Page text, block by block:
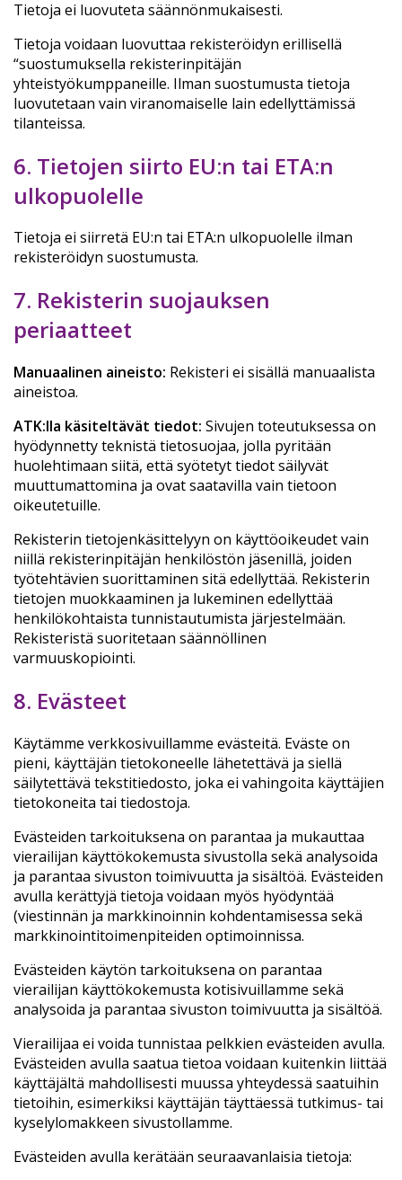
Tietoja ei luovuteta säännönmukaisesti.
Tietoja voidaan luovuttaa rekisteröidyn erillisellä
“suostumuksella rekisterinpitäjän
yhteistyökumppaneille. Ilman suostumusta tietoja
luovutetaan vain viranomaiselle lain edellyttämissä
tilanteissa.
6. Tietojen siirto EU:n tai ETA:n
ulkopuolelle
Tietoja ei siirretä EU:n tai ETA:n ulkopuolelle ilman
rekisteröidyn suostumusta.
7. Rekisterin suojauksen
periaatteet
Manuaalinen aineisto: Rekisteri ei sisällä manuaalista
aineistoa.
ATK:lla käsiteltävät tiedot: Sivujen toteutuksessa on
hyödynnetty teknistä tietosuojaa, jolla pyritään
huolehtimaan siitä, että syötetyt tiedot säilyvät
muuttumattomina ja ovat saatavilla vain tietoon
oikeutetuille.
Rekisterin tietojenkäsittelyyn on käyttöoikeudet vain
niillä rekisterinpitäjän henkilöstön jäsenillä, joiden
työtehtävien suorittaminen sitä edellyttää. Rekisterin
tietojen muokkaaminen ja lukeminen edellyttää
henkilökohtaista tunnistautumista järjestelmään.
Rekisteristä suoritetaan säännöllinen
varmuuskopiointi.
8. Evästeet
Käytämme verkkosivuillamme evästeitä. Eväste on
pieni, käyttäjän tietokoneelle lähetettävä ja siellä
säilytettävä tekstitiedosto, joka ei vahingoita käyttäjien
tietokoneita tai tiedostoja.
Evästeiden tarkoituksena on parantaa ja mukauttaa
vierailijan käyttökokemusta sivustolla sekä analysoida
ja parantaa sivuston toimivuutta ja sisältöä. Evästeiden
avulla kerättyjä tietoja voidaan myös hyödyntää
(viestinnän ja markkinoinnin kohdentamisessa sekä
markkinointitoimenpiteiden optimoinnissa.
Evästeiden käytön tarkoituksena on parantaa
vierailijan käyttökokemusta kotisivuillamme sekä
analysoida ja parantaa sivuston toimivuutta ja sisältöä.
Vierailijaa ei voida tunnistaa pelkkien evästeiden avulla.
Evästeiden avulla saatua tietoa voidaan kuitenkin liittää
käyttäjältä mahdollisesti muussa yhteydessä saatuihin
tietoihin, esimerkiksi käyttäjän täyttäessä tutkimus- tai
kyselylomakkeen sivustollamme.
Evästeiden avulla kerätään seuraavanlaisia tietoja: